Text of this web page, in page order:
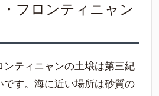
フロンティニャン
ンティニャンの土壌は第三紀
です。海に近い場所は砂質の